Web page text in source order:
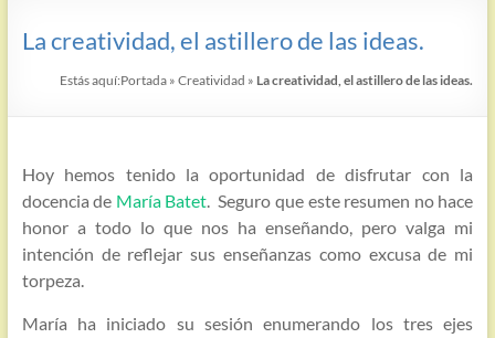
La creatividad, el astillero de las ideas.
Estás aquí:Portada »Creatividad » La creatividad, el astillero de las ideas.
Hoy hemos tenido la oportunidad de disfrutar con la
docencia de María Batet. Seguro que este resumen no hace
honor a todo lo que nos ha enseñando, pero valga mi
intención de reflejar sus enseñanzas como excusa de mi
torpeza.
María ha iniciado su sesión enumerando los tres ejes